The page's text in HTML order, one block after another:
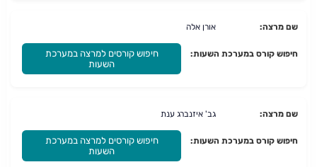
שם מרצה: אורן אלה
חיפוש קורס במערכת השעות:
חיפוש קורסים למרצה במערכת
השעות
שם מרצה: גב' איזנברג ענת
חיפוש קורס במערכת השעות:
חיפוש קורסים למרצה במערכת
השעות